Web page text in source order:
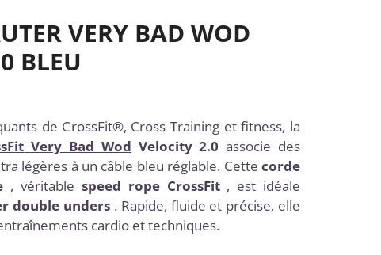
VERY BAD WOD
BLEU
de CrossFit®, Cross Training et fitness, la
Very Bad Wod Velocity 2.0 associe des
légères à un câble bleu réglable. Cette corde
, véritable speed rope CrossFit, est idéale
double unders . Rapide, fluide et précise, elle
cardio et techniques.